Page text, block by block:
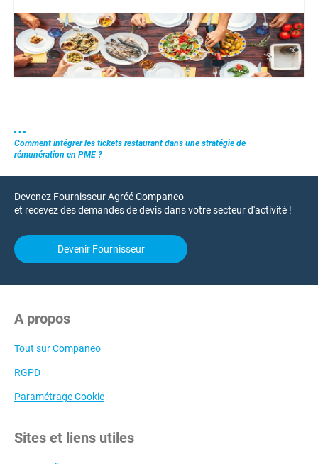
Comment intégrer les tickets restaurant dans une stratégie de
rémunération en PME ?
Devenez Fournisseur Agréé Companeo
et recevez des demandes de devis dans votre secteur d'activité !
Devenir Fournisseur
A propos
Tout sur Companeo
RGPD
Paramétrage Cookie
Sites et liens utiles